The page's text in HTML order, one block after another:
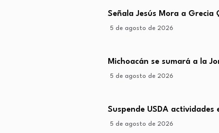
Señala Jesús Mora a
5 de agosto de 2026
Michoacán se sumará a la
5 de agosto de 2026
Suspende USDA actividades
5 de agosto de 2026